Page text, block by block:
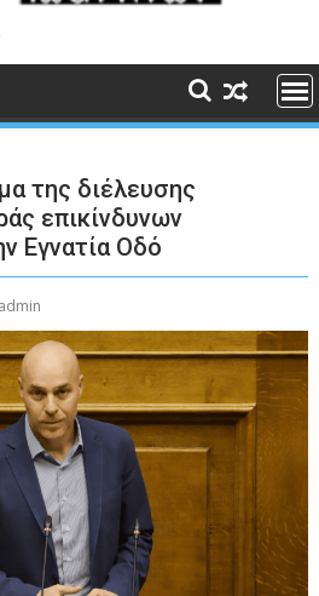
της διέλευσης
επικίνδυνων
Εγνατία Οδό